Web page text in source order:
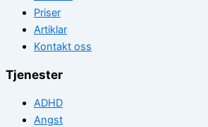
Priser
Artiklar
Kontakt oss
Tjenester
ADHD
Angst